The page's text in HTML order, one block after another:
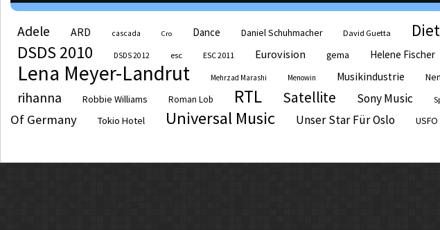
Adele ARD cascada Cro Dance Daniel Schuhmacher David Guetta
DSDS 2010 DSDS 2012 esc ESC 2011 Eurovision gema Helene Fischer
Lena Meyer-Landrut Mehrzad Marashi Menowin Musikindustrie
rihanna Robbie Williams Roman Lob RTL Satellite Sony Music
Of Germany
Tokio Hotel Universal Music Unser Star Für Oslo USFO